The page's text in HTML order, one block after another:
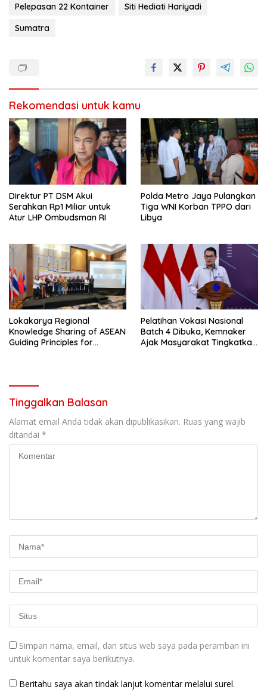
Pelepasan 22 Kontainer
Siti Hediati Hariyadi
Sumatra
Rekomendasi untuk kamu
Direktur PT DSM Akui
Serahkan Rp1 Miliar untuk
Atur LHP Ombudsman RI
Polda Metro Jaya Pulangkan
Tiga WNI Korban TPPO dari
Libya
Lokakarya Regional
Knowledge Sharing of ASEAN
Guiding Principles for
Pelatihan Vokasi Nasional
Batch 4 Dibuka, Kemnaker
Ajak Masyarakat Tingkatkan
Tinggalkan Balasan
Alamat email Anda tidak akan dipublikasikan. Ruas yang wajib
ditandai *
Simpan nama, email, dan situs web saya pada peramban ini
untuk komentar saya berikutnya.
Beritahu saya akan tindak lanjut komentar melalui surel.